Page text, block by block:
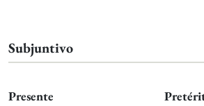
Subjuntivo
Presente